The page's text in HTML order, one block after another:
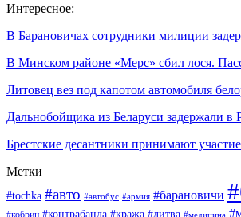
Интересное:
В Барановичах сотрудники милиции
В Минском районе «Мерс» сбил лося.
Литовец вез под капотом автомобиля
Дальнобойщика из Беларуси задержали в
Брестские десантники принимают
Метки
#tochka #авто #автобус #армия #барановичи
#кобрин #контрабанда #кража #литва #медицина